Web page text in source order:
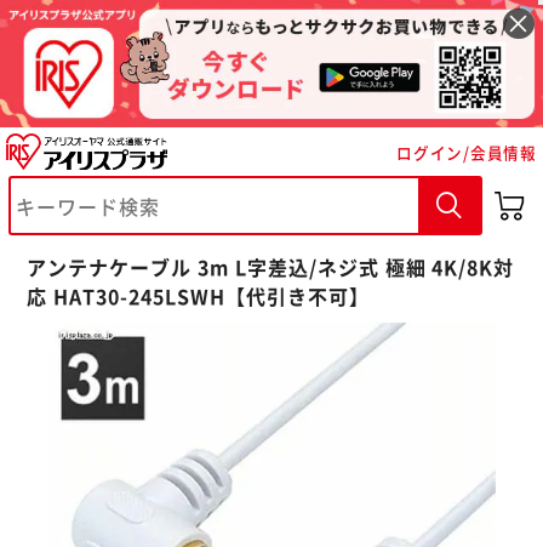
ログイン/会員情報
アンテナケーブル 3m L字差込/ネジ式 極細 4K/8K対
応 HAT30-245LSWH【代引き不可】
カートに入れる 購入手続きへ